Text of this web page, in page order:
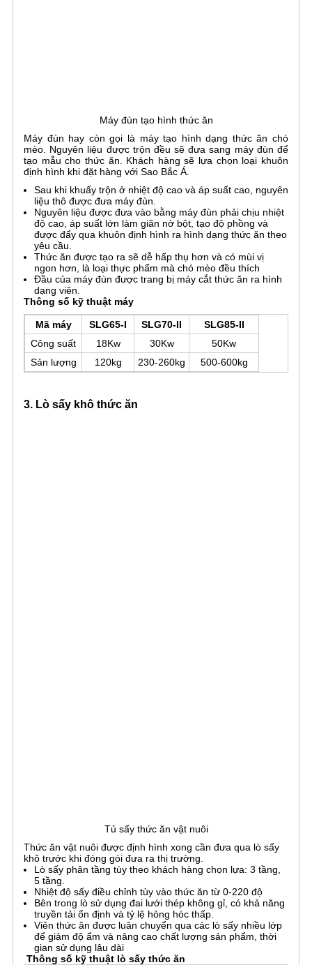
Máy đùn tạo hình thức ăn
Máy đùn hay còn gọi là máy tạo hình dạng thức ăn chó
mèo. Nguyên liệu được trộn đều sẽ đưa sang máy đùn để
tạo mẫu cho thức ăn. Khách hàng sẽ lựa chọn loại khuôn
định hình khi đặt hàng với Sao Bắc Á.
Sau khi khuấy trộn ở nhiệt độ cao và áp suất cao, nguyên
liệu thô được đưa máy đùn.
Nguyên liệu được đưa vào bằng máy đùn phải chịu nhiệt
độ cao, áp suất lớn làm giãn nở bột, tạo độ phồng và
được đẩy qua khuôn định hình ra hình dạng thức ăn theo
yêu cầu.
Thức ăn được tạo ra sẽ dễ hấp thụ hơn và có mùi vị
ngon hơn, là loại thực phẩm mà chó mèo đều thích
Đầu của máy đùn được trang bị máy cắt thức ăn ra hình
dạng viên.
Thông số kỹ thuật máy
Mã máy SLG65-I SLG70-II
SLG85-II
Công suất
18Kw 30Kw
50Kw
Sản lượng
120kg 230-260kg 500-600kg
3. Lò sấy khô thức ăn
Tủ sấy thức ăn vật nuôi
Thức ăn vật nuôi được định hình xong cần đưa qua lò sấy
khô trước khi đóng gói đưa ra thị trường.
Lò sấy phân tầng tùy theo khách hàng chọn lựa: 3 tầng,
5 tầng.
Nhiệt độ sấy điều chỉnh tùy vào thức ăn từ 0-220 độ
Bên trong lò sử dụng đai lưới thép không gỉ, có khả năng
truyền tải ổn định và tỷ lệ hỏng hóc thấp.
Viên thức ăn được luân chuyển qua các lò sấy nhiều lớp
để giảm độ ẩm và nâng cao chất lượng sản phẩm, thời
gian sử dụng lâu dài
Thông số kỹ thuật lò sấy thức ăn